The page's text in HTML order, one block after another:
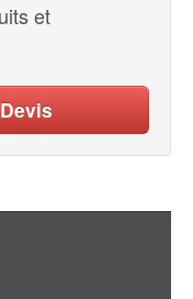
et